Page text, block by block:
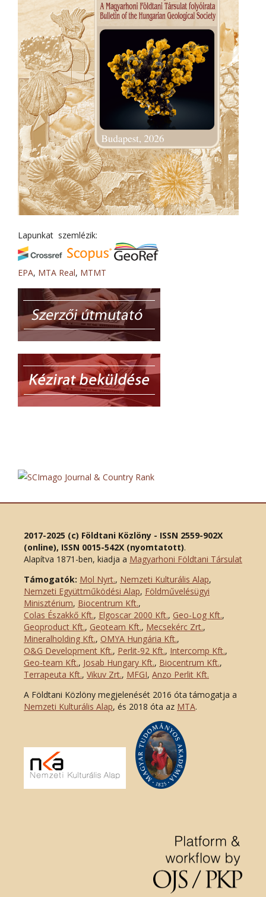
Lapunkat szemlézik:
EPA, MTA Real, MTMT
2017-2025 (c) Földtani Közlöny - ISSN 2559-902X
(online), ISSN 0015-542X (nyomtatott).
Alapítva 1871-ben, kiadja a Magyarhoni Földtani Társulat
Támogatók: Mol Nyrt., Nemzeti Kulturális Alap,
Nemzeti Együttműködési Alap, Földművelésügyi
Minisztérium, Biocentrum Kft.,
Colas Északkő Kft., Elgoscar 2000 Kft., Geo-Log Kft.,
Geoproduct Kft., Geoteam Kft., Mecsekérc Zrt.,
Mineralholding Kft., OMYA Hungária Kft.,
O&G Development Kft., Perlit-92 Kft., Intercomp Kft.,
Geo-team Kft., Josab Hungary Kft., Biocentrum Kft.,
Terrapeuta Kft., Vikuv Zrt., MFGI, Anzo Perlit Kft.
A Földtani Közlöny megjelenését 2016 óta támogatja a
Nemzeti Kulturális Alap, és 2018 óta az MTA.